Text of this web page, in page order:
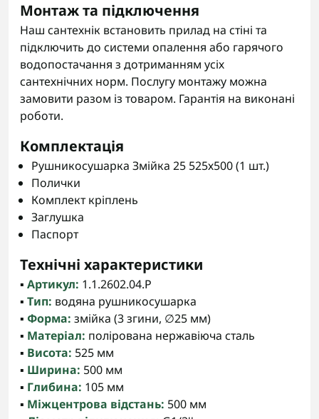
Монтаж та підключення
Наш сантехнік встановить прилад на стіні та
підключить до системи опалення або гарячого
водопостачання з дотриманням усіх
сантехнічних норм. Послугу монтажу можна
замовити разом із товаром. Гарантія на виконані
роботи.
Комплектація
Рушникосушарка Змійка 25 525х500 (1 шт.)
Полички
Комплект кріплень
Заглушка
Паспорт
Технічні характеристики
▪️ Артикул: 1.1.2602.04.P
▪️ Тип: водяна рушникосушарка
▪️ Форма: змійка (3 згини, ∅25 мм)
▪️ Матеріал: полірована нержавіюча сталь
▪️ Висота: 525 мм
▪️ Ширина: 500 мм
▪️ Глибина: 105 мм
▪️ Міжцентрова відстань: 500 мм